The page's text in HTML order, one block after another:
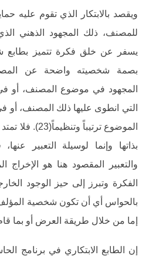
ويقصد بالابتكار الذي تقوم عليه
للمصنف، ذلك المجهود الذهني
يسفر عن خلق فكرة تتميز
بصمة شخصيته واضحة عن
المجهود في موضوع المصنف، أو
التي انطوى عليها ذلك المصنف، أو
الموضوع ترتيباً
والتعبير المقصود هنا هو الإخراج
الفكرة وتبرز إلى حيز الوجود
بالحواس أي أن تكون شخصية
إما من خلال طريقة العرض أو بما
إن الطابع الابتكاري في برنامج